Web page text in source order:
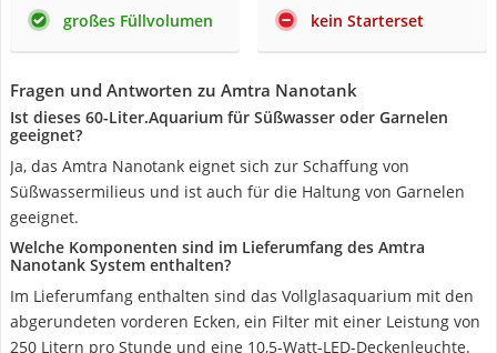
großes Füllvolumen
kein Starterset
Fragen und Antworten zu Amtra Nanotank
Ist dieses 60-Liter.Aquarium für Süßwasser oder Garnelen
geeignet?
Ja, das Amtra Nanotank eignet sich zur Schaffung von
Süßwassermilieus und ist auch für die Haltung von Garnelen
geeignet.
Welche Komponenten sind im Lieferumfang des Amtra
Nanotank System enthalten?
Im Lieferumfang enthalten sind das Vollglasaquarium mit den
abgerundeten vorderen Ecken, ein Filter mit einer Leistung von
250 Litern pro Stunde und eine 10,5-Watt-LED-Deckenleuchte.